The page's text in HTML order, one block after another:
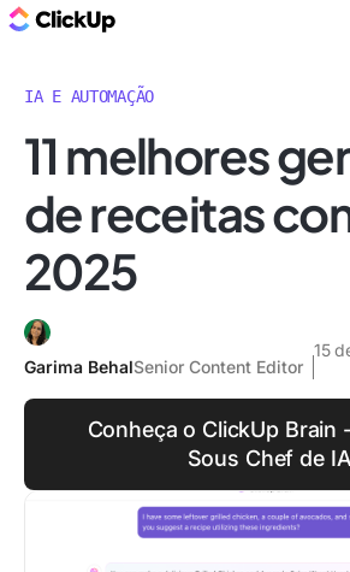
IA E AUTOMAÇÃO
11 melhores
de receitas
2025
Garima BehalSenior Content Editor
15
Conheça o ClickUp Brain
Sous Chef de IA